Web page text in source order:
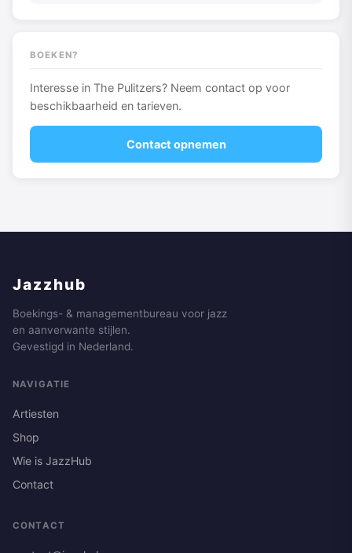
BOEKEN?
Interesse in The Pulitzers? Neem contact op voor
beschikbaarheid en tarieven.
Contact opnemen
Jazzhub
Boekings- & managementbureau voor jazz
en aanverwante stijlen.
Gevestigd in Nederland.
NAVIGATIE
Artiesten
Shop
Wie is JazzHub
Contact
CONTACT